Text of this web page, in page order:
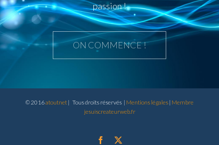
passion !
ON COMMENCE !
© 2016atoutnet | Tous droits réservés | Mentions légales | Membre
jesuiscreateurweb.fr
Facebook